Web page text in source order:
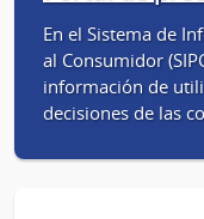
de
En el Sistema de
al Consumidor
información de
decisiones de las